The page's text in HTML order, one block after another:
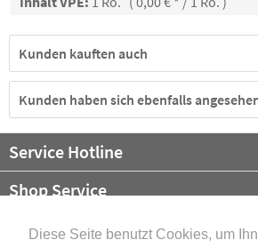
Diese Seite benutzt Cookies, um
Kunden kauften auch
Kunden haben sich ebenfalls
Service Hotline
Shop Service
Informationen